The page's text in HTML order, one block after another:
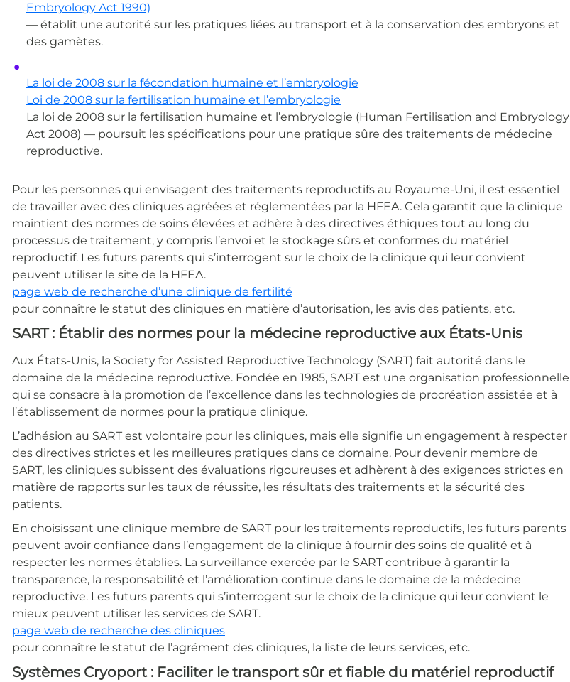
Embryology Act 1990)
— établit une autorité sur les pratiques liées au transport et à la conservation des embryons et
des gamètes.
La loi de 2008 sur la fécondation humaine et l’embryologie
Loi de 2008 sur la fertilisation humaine et l’embryologie
La loi de 2008 sur la fertilisation humaine et l’embryologie (Human Fertilisation and Embryology
Act 2008) — poursuit les spécifications pour une pratique sûre des traitements de médecine
reproductive.
Pour les personnes qui envisagent des traitements reproductifs au Royaume-Uni, il est essentiel
de travailler avec des cliniques agréées et réglementées par la HFEA. Cela garantit que la clinique
maintient des normes de soins élevées et adhère à des directives éthiques tout au long du
processus de traitement, y compris l’envoi et le stockage sûrs et conformes du matériel
reproductif. Les futurs parents qui s’interrogent sur le choix de la clinique qui leur convient
peuvent utiliser le site de la HFEA.
page web de recherche d’une clinique de fertilité
pour connaître le statut des cliniques en matière d’autorisation, les avis des patients, etc.
SART : Établir des normes pour la médecine reproductive aux États-Unis
Aux États-Unis, la Society for Assisted Reproductive Technology (SART) fait autorité dans le
domaine de la médecine reproductive. Fondée en 1985, SART est une organisation professionnelle
qui se consacre à la promotion de l’excellence dans les technologies de procréation assistée et à
l’établissement de normes pour la pratique clinique.
L’adhésion au SART est volontaire pour les cliniques, mais elle signifie un engagement à respecter
des directives strictes et les meilleures pratiques dans ce domaine. Pour devenir membre de
SART, les cliniques subissent des évaluations rigoureuses et adhèrent à des exigences strictes en
matière de rapports sur les taux de réussite, les résultats des traitements et la sécurité des
patients.
En choisissant une clinique membre de SART pour les traitements reproductifs, les futurs parents
peuvent avoir confiance dans l’engagement de la clinique à fournir des soins de qualité et à
respecter les normes établies. La surveillance exercée par le SART contribue à garantir la
transparence, la responsabilité et l’amélioration continue dans le domaine de la médecine
reproductive. Les futurs parents qui s’interrogent sur le choix de la clinique qui leur convient le
mieux peuvent utiliser les services de SART.
page web de recherche des cliniques
pour connaître le statut de l’agrément des cliniques, la liste de leurs services, etc.
Systèmes Cryoport : Faciliter le transport sûr et fiable du matériel reproductif